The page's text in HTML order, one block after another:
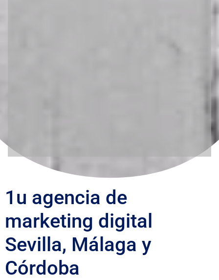
1u agencia de
marketing digital
Sevilla, Málaga y
Córdoba